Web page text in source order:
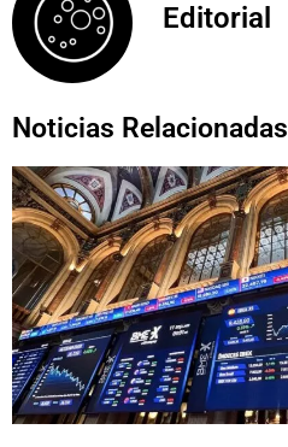
Editorial
Noticias Relacionadas